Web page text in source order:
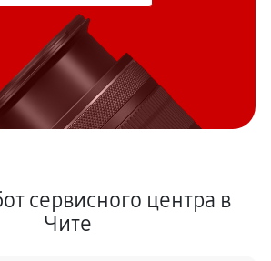
сервисного центра в
Чите